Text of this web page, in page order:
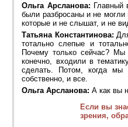
Ольга Арсланова: Главный
были разбросаны и не
которые и не слышат, и не
Татьяна Константинова:
тотально слепые и
Почему только сейчас?
конечно, входили в
сделать. Потом, когда мы
собственно, и все.
Ольга Арсланова: А как вы
Если вы
зрения,